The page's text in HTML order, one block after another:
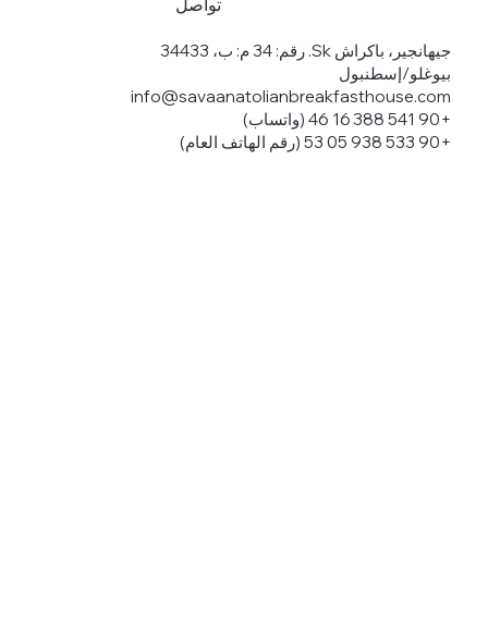
جيهانجير، باكراش Sk. رقم: 34 م: ب، 34433
بيوغلو/إسطنبول
info@savaanatolianbreakfasthouse.com
+90 541 388 16 46 (واتساب)
+90 533 938 05 53 (رقم الهاتف العام)